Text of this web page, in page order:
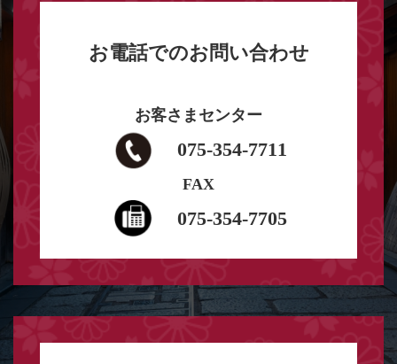
お電話でのお問い合わせ
お客さまセンター
075-354-7711
FAX
075-354-7705